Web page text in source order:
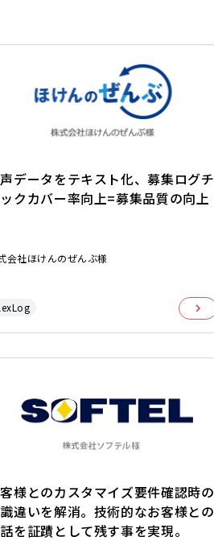
データをテキスト化、募集ログチ
クカバー率向上=募集品質の向上
会社ほけんのぜんぶ様
様とのカスタマイズ要件確認時の
違いを解消。技術的なお客様との
を証蹟として残す事を実現。